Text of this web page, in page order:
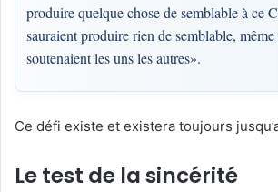
produire quelque chose de semblable à ce
sauraient produire rien de semblable, même
soutenaient les uns les autres».
Ce défi existe et existera toujours
Le test de la sincérité